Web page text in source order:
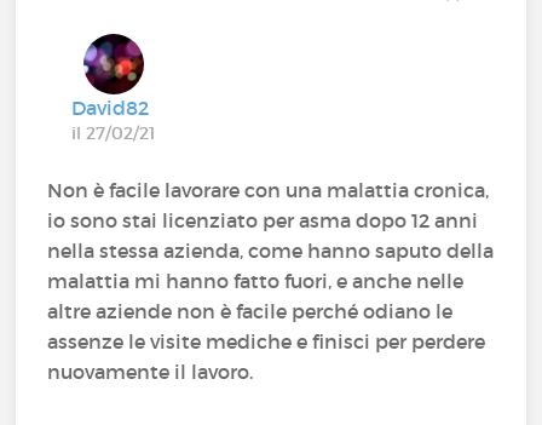
David82
il 27/02/21
Non è facile lavorare con una malattia cronica,
io sono stai licenziato per asma dopo 12 anni
nella stessa azienda, come hanno saputo della
malattia mi hanno fatto fuori, e anche nelle
altre aziende non è facile perché odiano le
assenze le visite mediche e finisci per perdere
nuovamente il lavoro.